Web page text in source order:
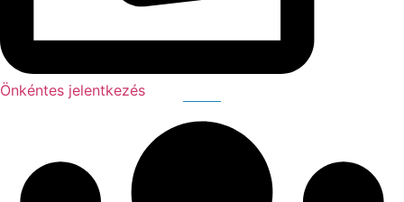
Önkéntes jelentkezés